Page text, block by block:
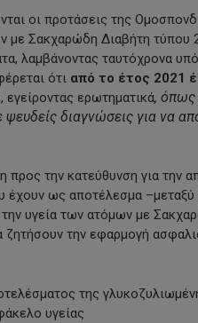
to close
οι προτάσεις της
με Σακχαρώδη Διαβήτη τύπου
λαμβάνοντας ταυτόχρονα
ότι από το έτος 2021
, εγείροντας ερωτηματικά, όπως
ψευδείς διαγνώσεις για να
προς την κατεύθυνση για
έχουν ως αποτέλεσμα
την υγεία των ατόμων με
την εφαρμογή
της
υγείας